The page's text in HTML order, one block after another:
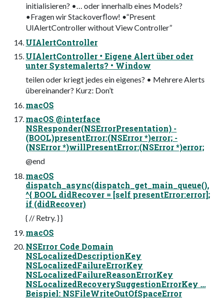
initialisieren? •… oder innerhalb eines Models?
•Fragen wir Stackoverﬂow! •“Present
UIAlertController without View Controller”
UIAlertController
UIAlertController • Eigene Alert über oder
unter Systemalerts? • Window
teilen oder kriegt jedes ein eigenes? • Mehrere Alerts
übereinander? Kurz: Don’t
macOS
macOS @interface
NSResponder(NSErrorPresentation) -
(BOOL)presentError:(NSError *)error; -
(NSError *)willPresentError:(NSError *)error;
@end
macOS
dispatch_async(dispatch_get_main_queue(),
^{ BOOL didRecover = [self presentError:error];
if (didRecover)
{ // Retry. } }
macOS
NSError Code Domain
NSLocalizedDescriptionKey
NSLocalizedFailureErrorKey
NSLocalizedFailureReasonErrorKey
NSLocalizedRecoverySuggestionErrorKey …
Beispiel: NSFileWriteOutOfSpaceError